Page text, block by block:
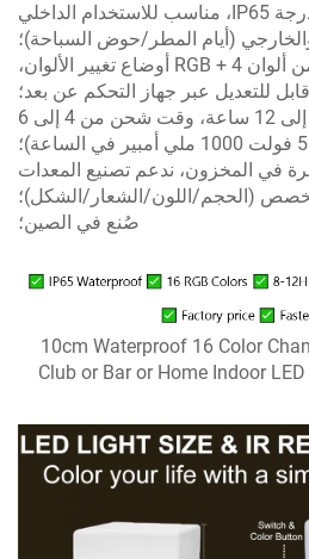
مقاوم للماء: مقاوم للماء بدرجة IP65، مناسب للاستخدام الداخلي
(أيام المطر/حوض السباحة)؛
الإضاءة: 16 لونًا ثابتًا من ألوان RGB + 4 أوضاع تغيير الألوان،
للتعديل عبر جهاز التحكم عن بعد؛
البطارية: وقت عمل من 8 إلى 12 ساعة، وقت شحن من 4 إلى 6
في المخزون، ندعم تصنيع المعدات
(الحجم/اللون/الشعار/الشكل)؛
صُنع في الصين؛